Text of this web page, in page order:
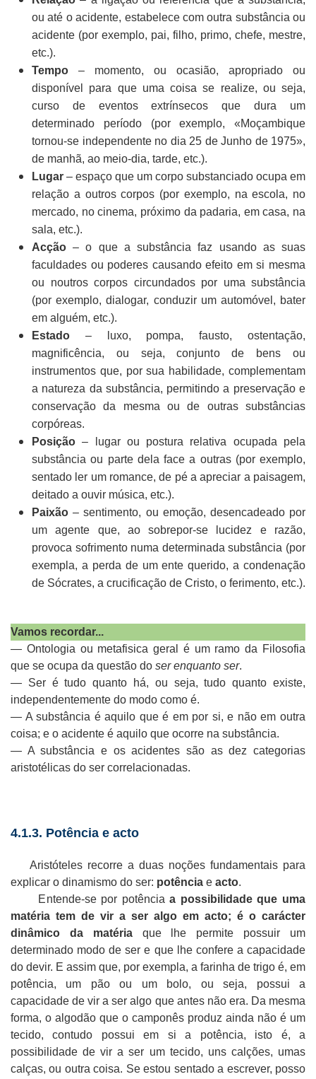
ou até o acidente, estabelece com outra substância ou
acidente (por exemplo, pai, filho, primo, chefe, mestre,
etc.).
Tempo – momento, ou ocasião, apropriado ou
disponível para que uma coisa se realize, ou seja,
curso de eventos extrínsecos que dura um
determinado período (por exemplo, «Moçambique
tornou-se independente no dia 25 de Junho de 1975»,
de manhã, ao meio-dia, tarde, etc.).
Lugar – espaço que um corpo substanciado ocupa em
relação a outros corpos (por exemplo, na escola, no
mercado, no cinema, próximo da padaria, em casa, na
sala, etc.).
Acção – o que a substância faz usando as suas
faculdades ou poderes causando efeito em si mesma
ou noutros corpos circundados por uma substância
(por exemplo, dialogar, conduzir um automóvel, bater
em alguém, etc.).
Estado – luxo, pompa, fausto, ostentação,
magnificência, ou seja, conjunto de bens ou
instrumentos que, por sua habilidade, complementam
a natureza da substância, permitindo a preservação e
conservação da mesma ou de outras substâncias
corpóreas.
Posição – lugar ou postura relativa ocupada pela
substância ou parte dela face a outras (por exemplo,
sentado ler um romance, de pé a apreciar a paisagem,
deitado a ouvir música, etc.).
Paixão – sentimento, ou emoção, desencadeado por
um agente que, ao sobrepor-se lucidez e razão,
provoca sofrimento numa determinada substância (por
exempla, a perda de um ente querido, a condenação
de Sócrates, a crucificação de Cristo, o ferimento, etc.).
Vamos recordar...
— Ontologia ou metafisica geral é um ramo da Filosofia
que se ocupa da questão do ser enquanto ser.
— Ser é tudo quanto há, ou seja, tudo quanto existe,
independentemente do modo como é.
— A substância é aquilo que é em por si, e não em outra
coisa; e o acidente é aquilo que ocorre na substância.
— A substância e os acidentes são as dez categorias
aristotélicas do ser correlacionadas.
4.1.3. Potência e acto
Aristóteles recorre a duas noções fundamentais para
explicar o dinamismo do ser: potência e acto.
Entende-se por potênciaa possibilidade que uma
matéria tem de vir a ser algo em acto; é o carácter
dinâmico da matériaque lhe permite possuir um
determinado modo de ser e que lhe confere a capacidade
do devir. E assim que, por exempla, a farinha de trigo é, em
potência, um pão ou um bolo, ou seja, possui a
capacidade de vir a ser algo que antes não era. Da mesma
forma, o algodão que o camponês produz ainda não é um
tecido, contudo possui em si a potência, isto é, a
possibilidade de vir a ser um tecido, uns calções, umas
calças, ou outra coisa. Se estou sentado a escrever, posso